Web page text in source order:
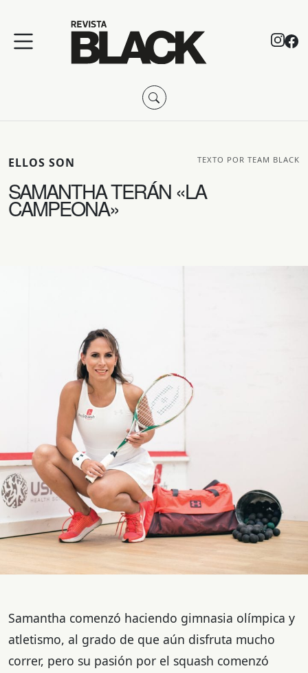
ELLOS SON TEXTO POR TEAM BLACK
SAMANTHA TERÁN «LA
CAMPEONA»
Samantha comenzó haciendo gimnasia olímpica y
atletismo, al grado de que aún disfruta mucho
correr, pero su pasión por el squash comenzó